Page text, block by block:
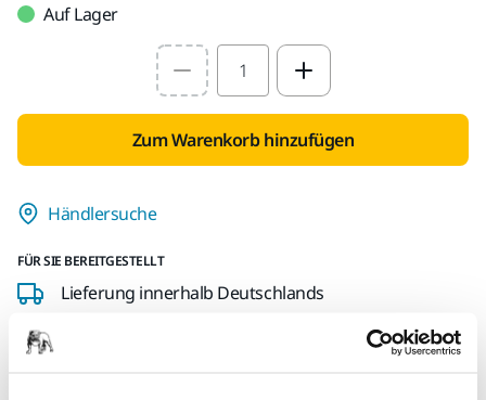
Auf Lager
Select quantity value
Zum Warenkorb hinzufügen
Händlersuche
FÜR SIE BEREITGESTELLT
Lieferung innerhalb Deutschlands
Kostenlose Lieferung ab 49,90 € inkl. MwSt.